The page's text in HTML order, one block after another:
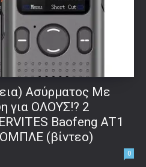
Ασύρματος Με
για ΟΛΟΥΣ!? 2
Baofeng AT1
(βίντεο)
0